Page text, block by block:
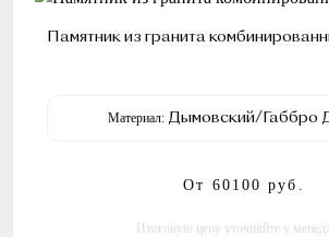
Памятник из гранита
Материал: Дымовский/Габбро
От 60100 руб.
Итоговую цену уточняйте у